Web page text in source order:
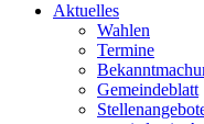
Aktuelles
Wahlen
Termine
Gemeindeblatt